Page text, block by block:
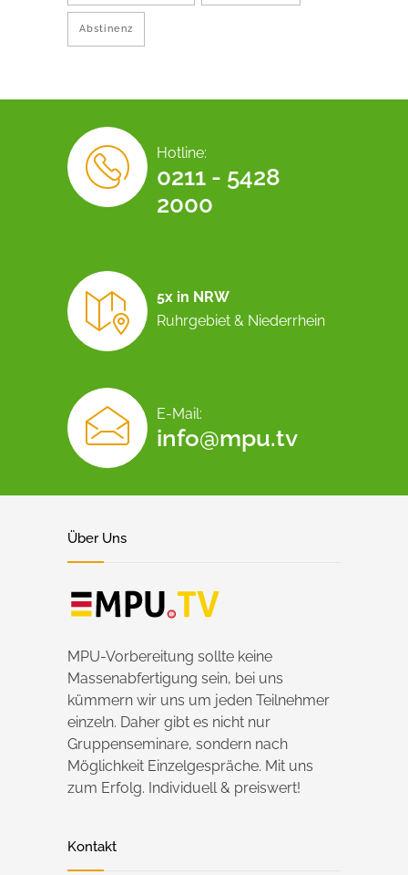
Abstinenz
Hotline:
0211 - 5428
2000
5x in NRW
Ruhrgebiet & Niederrhein
E-Mail:
info@mpu.tv
Über Uns
MPU-Vorbereitung sollte keine
Massenabfertigung sein, bei uns
kümmern wir uns um jeden Teilnehmer
einzeln. Daher gibt es nicht nur
Gruppenseminare, sondern nach
Möglichkeit Einzelgespräche. Mit uns
zum Erfolg. Individuell & preiswert!
Kontakt